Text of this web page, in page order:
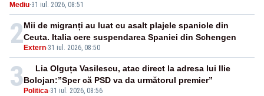
Mediu·31 iul. 2026, 08:51
2 Extern-31 iul. 2026, 08:50
Mii de migranți au luat cu asalt plajele spaniole din
Ceuta. Italia cere suspendarea Spaniei din Schengen
3 Politica-31 iul. 2026, 08:56
Lia Olguța Vasilescu, atac direct la adresa lui Ilie
Bolojan:”Sper că PSD va da următorul premier”